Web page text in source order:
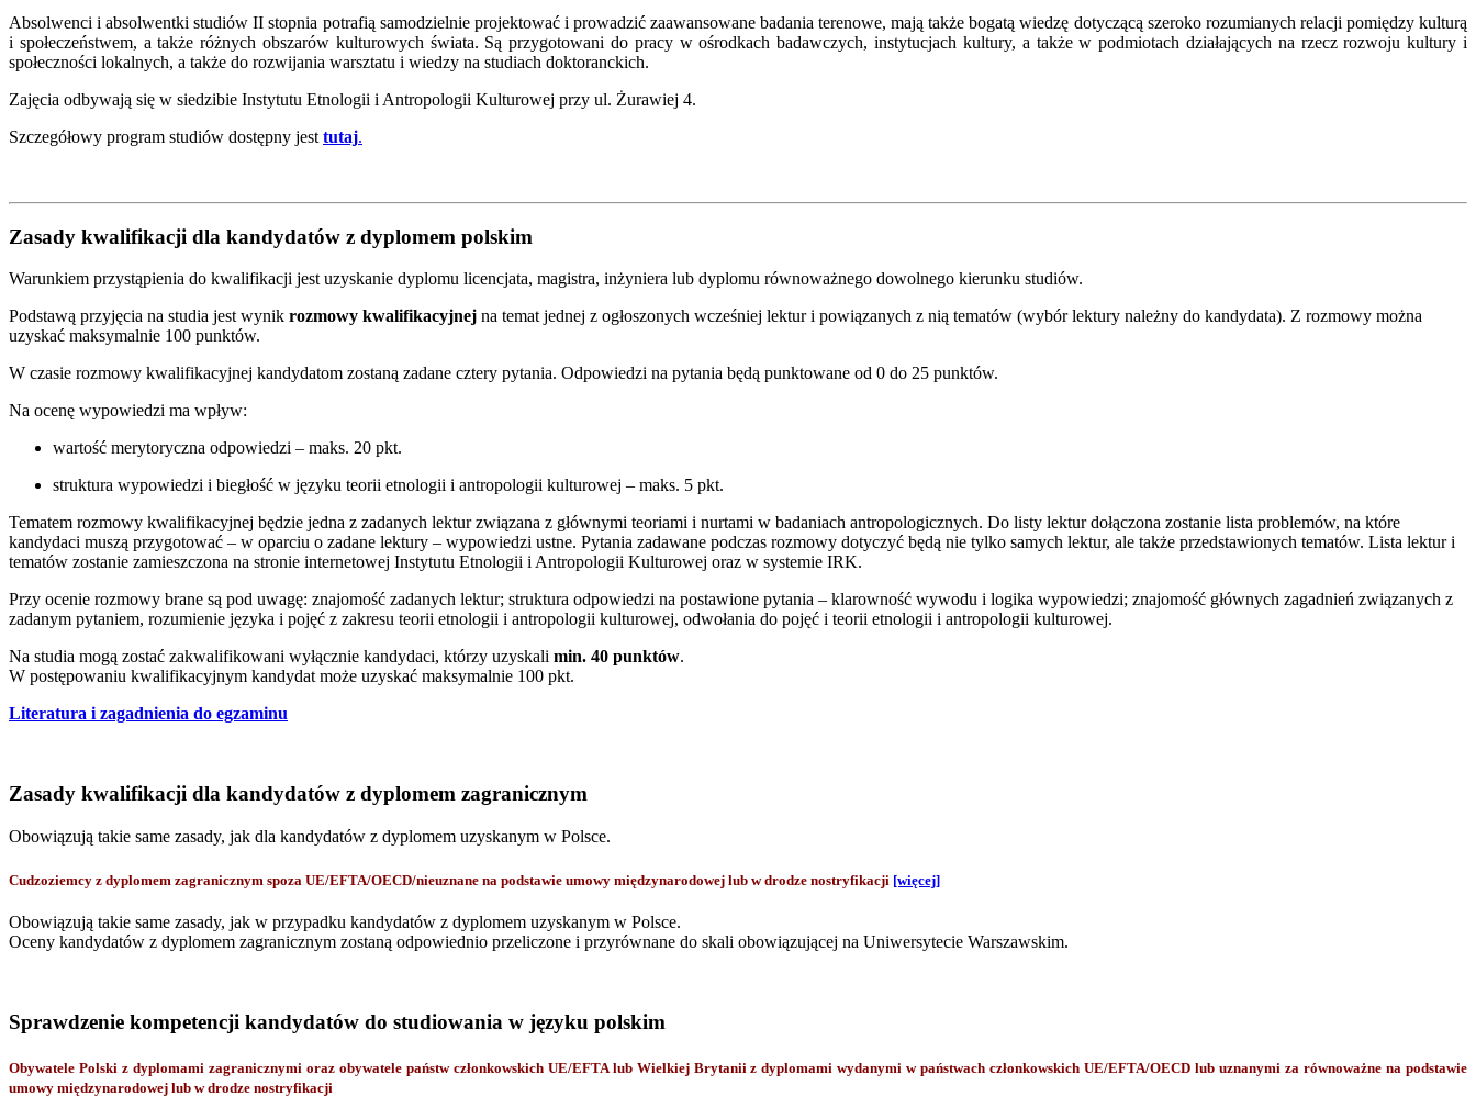
Absolwenci i absolwentki studiów II stopnia potrafią samodzielnie projektować i prowadzić zaawansowane badania terenowe, mają także bogatą wiedzę dotyczącą szeroko rozumianych relacji pomiędzy kulturą
i społeczeństwem, a także różnych obszarów kulturowych świata. Są przygotowani do pracy w ośrodkach badawczych, instytucjach kultury, a także w podmiotach działających na rzecz rozwoju kultury i
społeczności lokalnych, a także do rozwijania warsztatu i wiedzy na studiach doktoranckich.
Zajęcia odbywają się w siedzibie Instytutu Etnologii i Antropologii Kulturowej przy ul. Żurawiej 4.
Szczegółowy program studiów dostępny jest tutaj.
Zasady kwalifikacji dla kandydatów z dyplomem polskim
Warunkiem przystąpienia do kwalifikacji jest uzyskanie dyplomu licencjata, magistra, inżyniera lub dyplomu równoważnego dowolnego kierunku studiów.
Podstawą przyjęcia na studia jest wynik rozmowy kwalifikacyjnej na temat jednej z ogłoszonych wcześniej lektur i powiązanych z nią tematów (wybór lektury należny do kandydata). Z rozmowy można
uzyskać maksymalnie 100 punktów.
W czasie rozmowy kwalifikacyjnej kandydatom zostaną zadane cztery pytania. Odpowiedzi na pytania będą punktowane od 0 do 25 punktów.
Na ocenę wypowiedzi ma wpływ:
wartość merytoryczna odpowiedzi – maks. 20 pkt.
struktura wypowiedzi i biegłość w języku teorii etnologii i antropologii kulturowej – maks. 5 pkt.
Tematem rozmowy kwalifikacyjnej będzie jedna z zadanych lektur związana z głównymi teoriami i nurtami w badaniach antropologicznych. Do listy lektur dołączona zostanie lista problemów, na które
kandydaci muszą przygotować – w oparciu o zadane lektury – wypowiedzi ustne. Pytania zadawane podczas rozmowy dotyczyć będą nie tylko samych lektur, ale także przedstawionych tematów. Lista lektur i
tematów zostanie zamieszczona na stronie internetowej Instytutu Etnologii i Antropologii Kulturowej oraz w systemie IRK.
Przy ocenie rozmowy brane są pod uwagę: znajomość zadanych lektur; struktura odpowiedzi na postawione pytania – klarowność wywodu i logika wypowiedzi; znajomość głównych zagadnień związanych z
zadanym pytaniem, rozumienie języka i pojęć z zakresu teorii etnologii i antropologii kulturowej, odwołania do pojęć i teorii etnologii i antropologii kulturowej.
Na studia mogą zostać zakwalifikowani wyłącznie kandydaci, którzy uzyskali min. 40 punktów.
W postępowaniu kwalifikacyjnym kandydat może uzyskać maksymalnie 100 pkt.
Literatura i zagadnienia do egzaminu
Zasady kwalifikacji dla kandydatów z dyplomem zagranicznym
Obowiązują takie same zasady, jak dla kandydatów z dyplomem uzyskanym w Polsce.
Cudzoziemcy z dyplomem zagranicznym spoza UE/EFTA/OECD/nieuznane na podstawie umowy międzynarodowej lub w drodze nostryfikacji [więcej]
Obowiązują takie same zasady, jak w przypadku kandydatów z dyplomem uzyskanym w Polsce.
Oceny kandydatów z dyplomem zagranicznym zostaną odpowiednio przeliczone i przyrównane do skali obowiązującej na Uniwersytecie Warszawskim.
Sprawdzenie kompetencji kandydatów do studiowania w języku polskim
Obywatele Polski z dyplomami zagranicznymi oraz obywatele państw członkowskich UE/EFTA lub Wielkiej Brytanii z dyplomami wydanymi w państwach członkowskich UE/EFTA/OECD lub uznanymi za równoważne na podstawie
umowy międzynarodowej lub w drodze nostryfikacji